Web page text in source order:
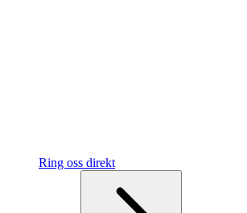
Ring oss direkt